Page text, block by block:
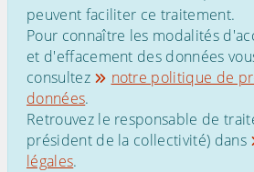
peuvent faciliter ce traitement.
Pour connaître les modalités
et d'effacement des données
consultez
notre politique de
données.
Retrouvez le responsable de
président de la collectivité) dans
légales.